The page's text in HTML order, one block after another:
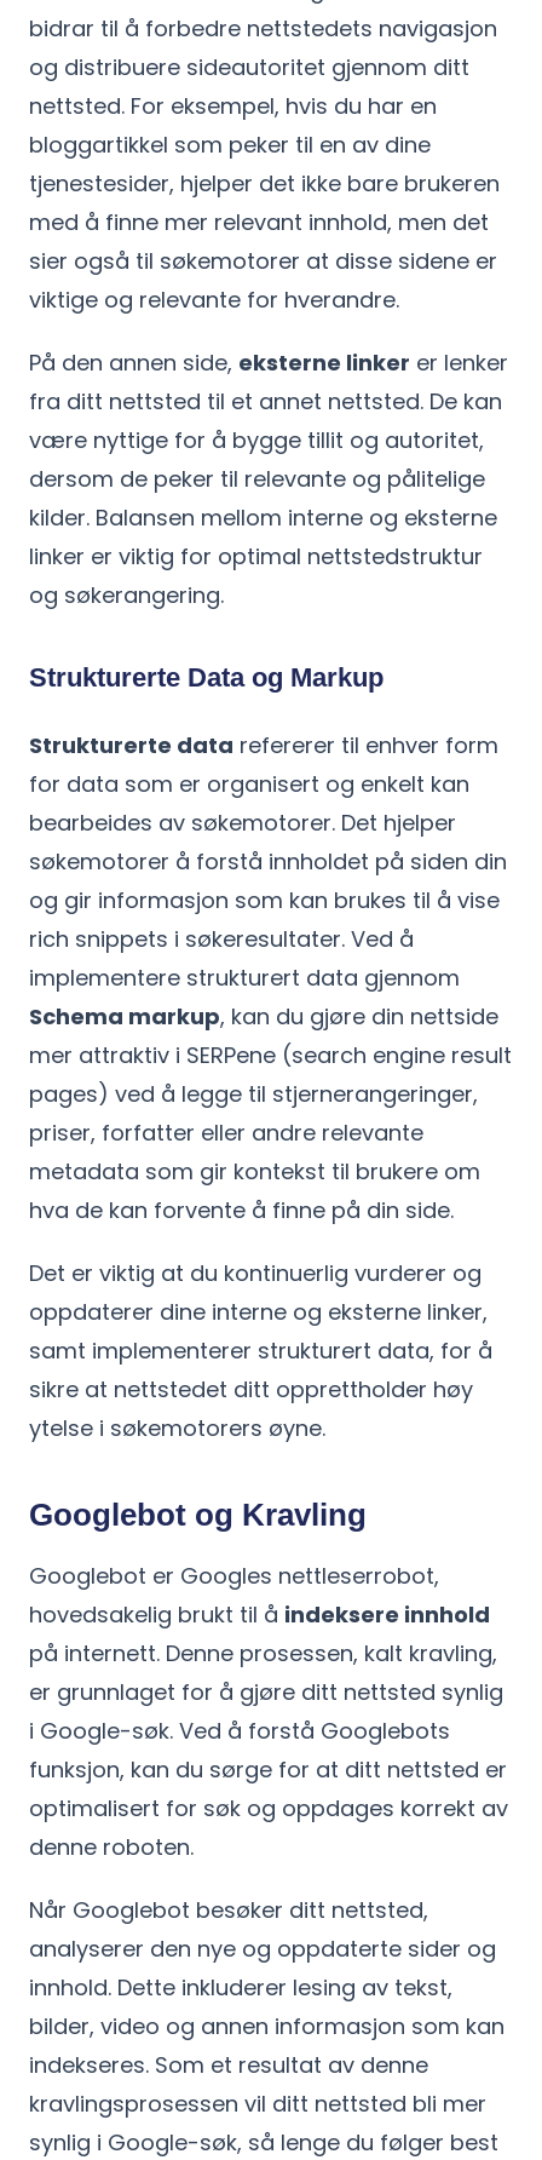
bidrar til å forbedre nettstedets navigasjon
og distribuere sideautoritet gjennom ditt
nettsted. For eksempel, hvis du har en
bloggartikkel som peker til en av dine
tjenestesider, hjelper det ikke bare brukeren
med å finne mer relevant innhold, men det
sier også til søkemotorer at disse sidene er
viktige og relevante for hverandre.
På den annen side, eksterne linker er lenker
fra ditt nettsted til et annet nettsted. De kan
være nyttige for å bygge tillit og autoritet,
dersom de peker til relevante og pålitelige
kilder. Balansen mellom interne og eksterne
linker er viktig for optimal nettstedstruktur
og søkerangering.
Strukturerte Data og Markup
Strukturerte data refererer til enhver form
for data som er organisert og enkelt kan
bearbeides av søkemotorer. Det hjelper
søkemotorer å forstå innholdet på siden din
og gir informasjon som kan brukes til å vise
rich snippets i søkeresultater. Ved å
implementere strukturert data gjennom
Schema markup, kan du gjøre din nettside
mer attraktiv i SERPene (search engine result
pages) ved å legge til stjernerangeringer,
priser, forfatter eller andre relevante
metadata som gir kontekst til brukere om
hva de kan forvente å finne på din side.
Det er viktig at du kontinuerlig vurderer og
oppdaterer dine interne og eksterne linker,
samt implementerer strukturert data, for å
sikre at nettstedet ditt opprettholder høy
ytelse i søkemotorers øyne.
Googlebot og Kravling
Googlebot er Googles nettleserrobot,
hovedsakelig brukt til å indeksere innhold
på internett. Denne prosessen, kalt kravling,
er grunnlaget for å gjøre ditt nettsted synlig
i Google-søk. Ved å forstå Googlebots
funksjon, kan du sørge for at ditt nettsted er
optimalisert for søk og oppdages korrekt av
denne roboten.
Når Googlebot besøker ditt nettsted,
analyserer den nye og oppdaterte sider og
innhold. Dette inkluderer lesing av tekst,
bilder, video og annen informasjon som kan
indekseres. Som et resultat av denne
kravlingsprosessen vil ditt nettsted bli mer
synlig i Google-søk, så lenge du følger best